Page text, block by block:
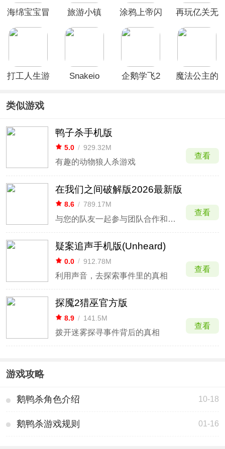
海绵宝宝冒
旅游小镇
涂鸦上帝闪
(Doodle
再玩亿关无
打工人生游
Snakeio
企鹅学飞2
魔法公主的
类似游戏
鸭子杀手机版
5.0 / 929.32M
有趣的动物狼人杀游戏
查看
在我们之间破解版2026最新版
8.6 / 789.17M
与您的队友一起参与团队合作和背叛的多人游戏！
查看
疑案追声手机版(Unheard)
0.0 / 912.78M
利用声音，去探索事件里的真相
查看
探魇2猎巫官方版
8.9 / 141.5M
拨开迷雾探寻事件背后的真相
查看
游戏攻略
鹅鸭杀角色介绍 10-18
鹅鸭杀游戏规则 01-16